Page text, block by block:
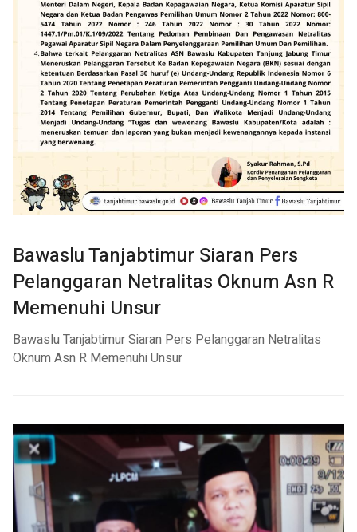
Bawaslu Tanjabtimur Siaran Pers
Pelanggaran Netralitas Oknum Asn R
Memenuhi Unsur
Bawaslu Tanjabtimur Siaran Pers Pelanggaran Netralitas
Oknum Asn R Memenuhi Unsur